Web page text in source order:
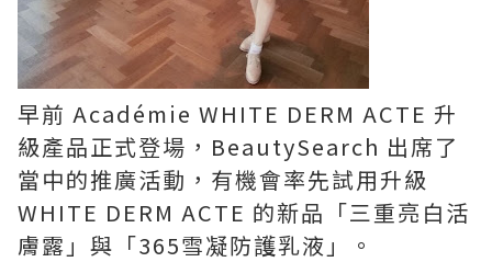
早前 Académie WHITE DERM ACTE 升
級產品正式登場，BeautySearch 出席了
當中的推廣活動，有機會率先試用升級
WHITE DERM ACTE 的新品「三重亮白活
膚露」與「365雪凝防護乳液」。